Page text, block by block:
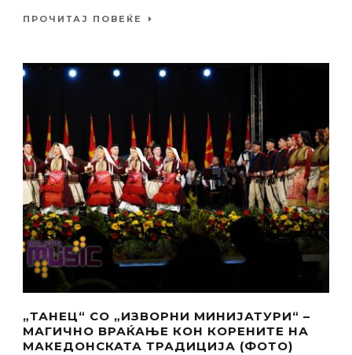
ПРОЧИТАЈ ПОВЕЌЕ
„ТАНЕЦ“ СО „ИЗВОРНИ МИНИЈАТУРИ“ –
МАГИЧНО ВРАЌАЊЕ КОН КОРЕНИТЕ НА
МАКЕДОНСКАТА ТРАДИЦИЈА (ФОТО)